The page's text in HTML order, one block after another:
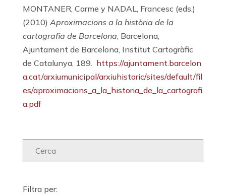
MONTANER, Carme y NADAL, Francesc (eds.)
(2010)Aproximacions a la història de la
cartografia de Barcelona, Barcelona,
Ajuntament de Barcelona, Institut Cartogràfic
de Catalunya, 189. https://ajuntament.barcelon
a.cat/arxiumunicipal/arxiuhistoric/sites/default/fil
es/aproximacions_a_la_historia_de_la_cartografi
a.pdf
Filtra per: